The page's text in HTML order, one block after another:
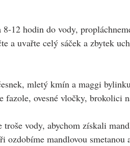
12 hodin do vody,
a uvařte celý sáček a zbytek
mletý kmín a maggi
fazole, ovesné vločky, brokolici
vody, abychom získali
mandlovou smetanou